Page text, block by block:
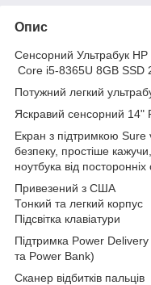
Опис
Сенсорний Ультрабук
Core i5-8365U 8GB SSD
Потужний легкий
Яскравий сенсорний 14"
Екран з підтримкою Sure
безпеку, простіше
ноутбука від посторонніх
Привезений з США
Тонкий та легкий корпус
Підсвітка клавіатури
Підтримка Power
та Power Bank)
Сканер відбитків пальців